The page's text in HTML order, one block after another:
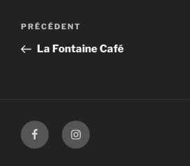
Navigation
l’article
Article
précédent
PRÉCÉDENT
La Fontaine Café
FacebookInstagram